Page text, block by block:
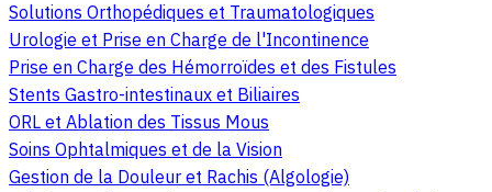
Solutions Orthopédiques et Traumatologiques
Urologie et Prise en Charge de l'Incontinence
Prise en Charge des Hémorroïdes et des Fistules
Stents Gastro-intestinaux et Biliaires
ORL et Ablation des Tissus Mous
Soins Ophtalmiques et de la Vision
Gestion de la Douleur et Rachis (Algologie)